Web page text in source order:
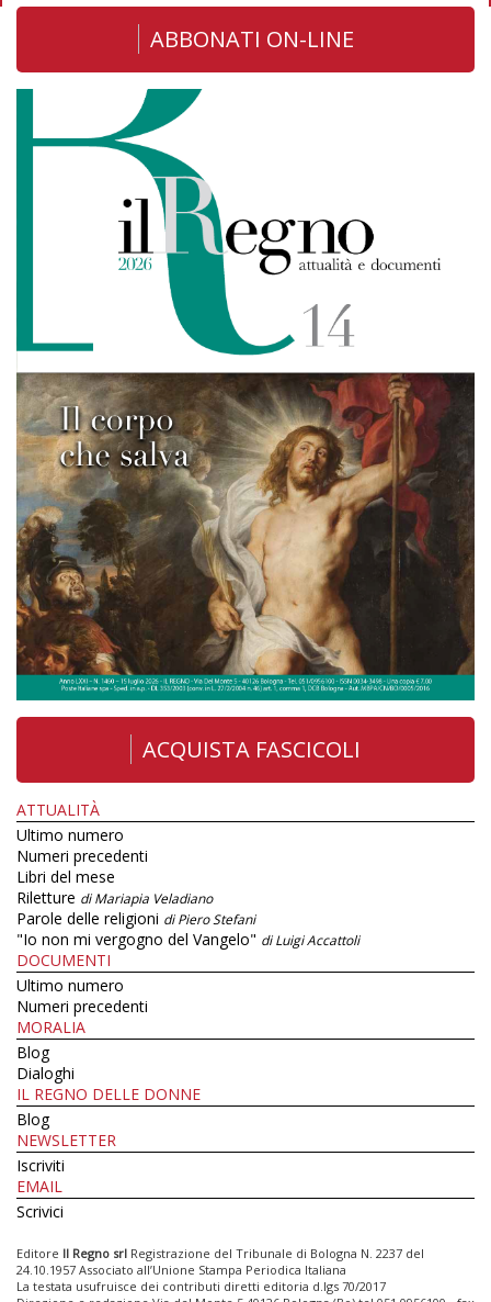
ABBONATI ON-LINE
ACQUISTA FASCICOLI
ATTUALITÀ
Ultimo numero
Numeri precedenti
Libri del mese
Riletture di Mariapia Veladiano
Parole delle religioni di Piero Stefani
"Io non mi vergogno del Vangelo" di Luigi Accattoli
DOCUMENTI
Ultimo numero
Numeri precedenti
MORALIA
Blog
Dialoghi
IL REGNO DELLE DONNE
Blog
NEWSLETTER
Iscriviti
EMAIL
Scrivici
Editore Il Regno srl Registrazione del Tribunale di Bologna N. 2237 del
24.10.1957 Associato all’Unione Stampa Periodica Italiana
La testata usufruisce dei contributi diretti editoria d.lgs 70/2017